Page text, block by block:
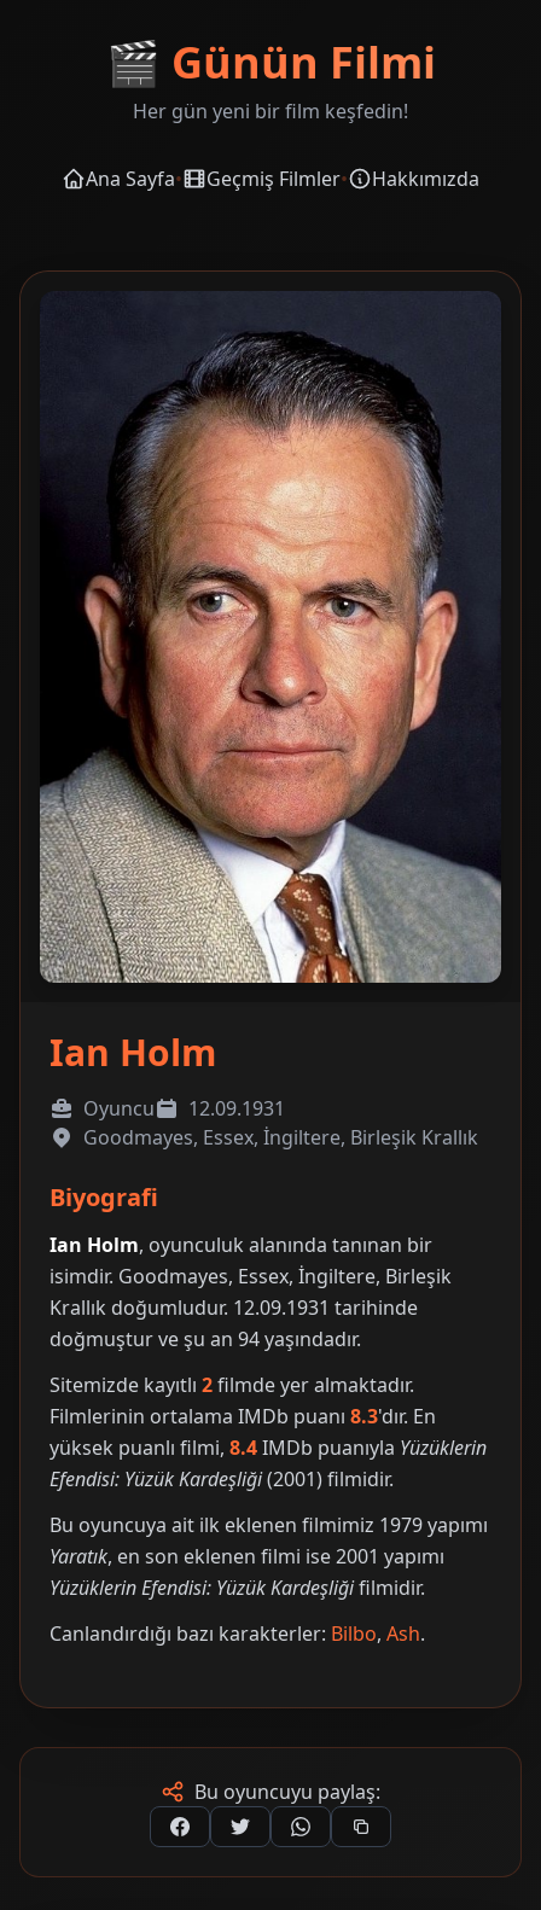
🎬 Günün Filmi
Her gün yeni bir film keşfedin!
Ana Sayfa• Geçmiş Filmler• Hakkımızda
Ian Holm
Oyuncu
12.09.1931
Goodmayes, Essex, İngiltere, Birleşik Krallık
Biyografi
Ian Holm, oyunculuk alanında tanınan bir
isimdir. Goodmayes, Essex, İngiltere, Birleşik
Krallık doğumludur. 12.09.1931 tarihinde
doğmuştur ve şu an 94 yaşındadır.
Sitemizde kayıtlı 2filmde yer almaktadır.
Filmlerinin ortalama IMDb puanı 8.3'dır. En
yüksek puanlı filmi, 8.4IMDb puanıyla Yüzüklerin
Efendisi: Yüzük Kardeşliği(2001) filmidir.
Bu oyuncuya ait ilk eklenen filmimiz 1979 yapımı
Yaratık, en son eklenen filmi ise 2001 yapımı
Yüzüklerin Efendisi: Yüzük Kardeşliğifilmidir.
Canlandırdığı bazı karakterler: Bilbo, Ash.
Bu oyuncuyu paylaş: